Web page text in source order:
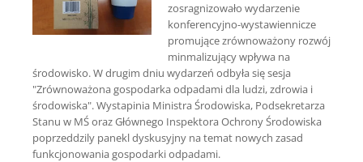
zosragnizowało wydarzenie
konferencyjno-wystawiennicze
promujące zrównoważony rozwój
minmalizujący wpływa na
środowisko. W drugim dniu wydarzeń odbyła się sesja
"Zrównoważona gospodarka odpadami dla ludzi, zdrowia i
środowiska". Wystapinia Ministra Środowiska, Podsekretarza
Stanu w MŚ oraz Głównego Inspektora Ochrony Środowiska
poprzeddzily panekl dyskusyjny na temat nowych zasad
funkcjonowania gospodarki odpadami.